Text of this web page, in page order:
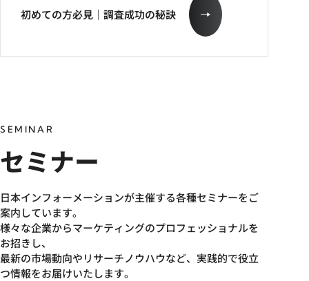
初めての方必見｜調査成功の秘訣
SEMINAR
セミナー
日本インフォーメーションが主催する各種セミナーをご
案内しています。
様々な企業からマーケティングのプロフェッショナルを
お招きし、
最新の市場動向やリサーチノウハウなど、実践的で役立
つ情報をお届けいたします。